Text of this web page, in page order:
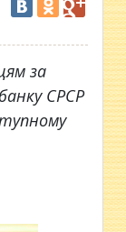
за
СРСР